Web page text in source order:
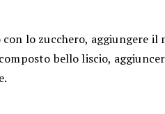
lo zucchero, aggiungere il
bello liscio,